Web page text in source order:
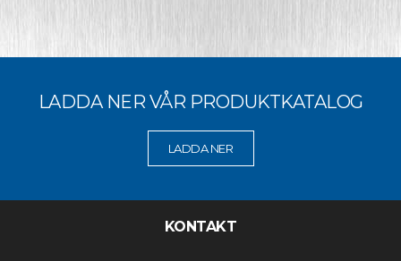
LADDA NER VÅR PRODUKTKATALOG
LADDA NER
KONTAKT